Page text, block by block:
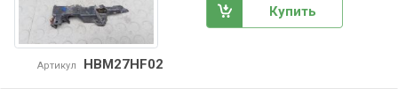
Артикул HBM27HF02
Купить